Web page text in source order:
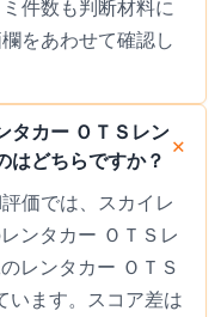
件数も判断材料に
をあわせて確認し
タカー ＯＴＳレン
はどちらですか？
価では、スカイレ
ンタカー ＯＴＳレ
レンタカー ＯＴＳ
います。スコア差は